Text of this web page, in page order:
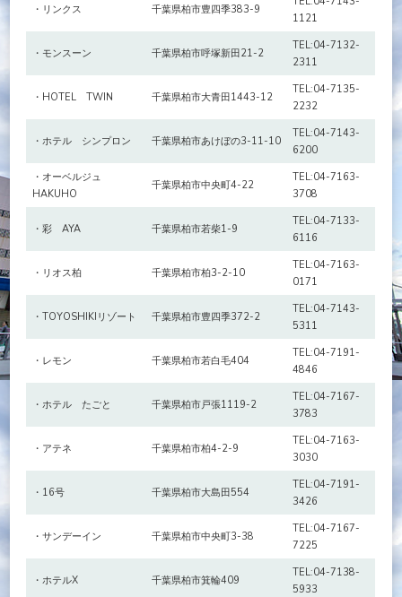
・リンクス 千葉県柏市豊四季383-9
1121
・モンスーン 千葉県柏市呼塚新田21-2
TEL:04-7132-
2311
・HOTEL TWIN 千葉県柏市大青田1443-12
TEL:04-7135-
2232
・ホテル シンプロン 千葉県柏市あけぼの3-11-10
TEL:04-7143-
6200
・オーベルジュ
HAKUHO
千葉県柏市中央町4-22
TEL:04-7163-
3708
・彩 AYA 千葉県柏市若柴1-9
TEL:04-7133-
6116
・リオス柏 千葉県柏市柏3-2-10
TEL:04-7163-
0171
・TOYOSHIKIリゾート 千葉県柏市豊四季372-2
TEL:04-7143-
5311
・レモン 千葉県柏市若白毛404
TEL:04-7191-
4846
・ホテル たごと 千葉県柏市戸張1119-2
TEL:04-7167-
3783
・アテネ 千葉県柏市柏4-2-9
TEL:04-7163-
3030
・16号 千葉県柏市大島田554
TEL:04-7191-
3426
・サンデーイン 千葉県柏市中央町3-38
TEL:04-7167-
7225
・ホテルX 千葉県柏市箕輪409
TEL:04-7138-
5933